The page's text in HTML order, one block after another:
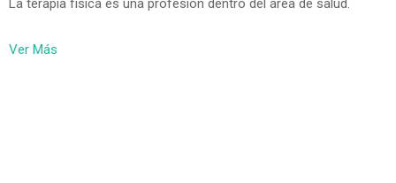
La terapia física es una profesión dentro del área de salud.
Ver Más